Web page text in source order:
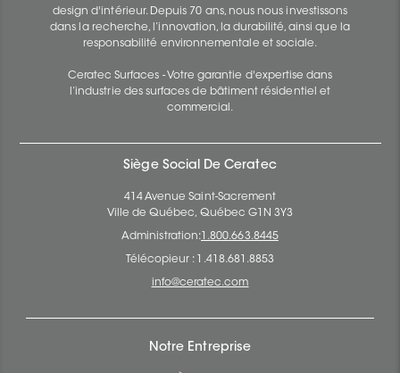
design d'intérieur. Depuis 70 ans, nous nous investissons
dans la recherche, l’innovation, la durabilité, ainsi que la
responsabilité environnementale et sociale.
Ceratec Surfaces - Votre garantie d'expertise dans
l’industrie des surfaces de bâtiment résidentiel et
commercial.
Siège Social De Ceratec
414 Avenue Saint-Sacrement
Ville de Québec, Québec G1N 3Y3
Administration: 1.800.663.8445
Télécopieur : 1.418.681.8853
info@ceratec.com
Notre Entreprise